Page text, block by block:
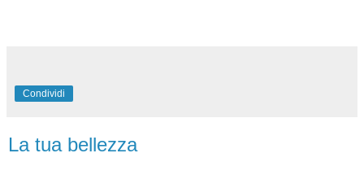
Condividi
La tua bellezza